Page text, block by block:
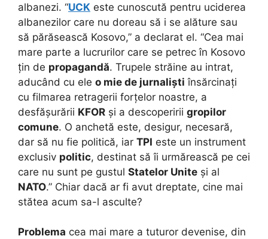
albanezi. “UCK este cunoscută pentru uciderea
albanezilor care nu doreau să i se alăture sau
să părăsească Kosovo,” a declarat el. “Cea mai
mare parte a lucrurilor care se petrec în Kosovo
țin de propagandă. Trupele străine au intrat,
aducând cu ele o mie de jurnaliști însărcinați
cu filmarea retragerii forțelor noastre, a
desfășurării KFOR și a descoperirii gropilor
comune. O anchetă este, desigur, necesară,
dar să nu fie politică, iar TPI este un instrument
exclusiv politic, destinat să îi urmărească pe cei
care nu sunt pe gustul Statelor Unite și al
NATO.” Chiar dacă ar fi avut dreptate, cine mai
stătea acum sa-l asculte?
Problema cea mai mare a tuturor devenise, din